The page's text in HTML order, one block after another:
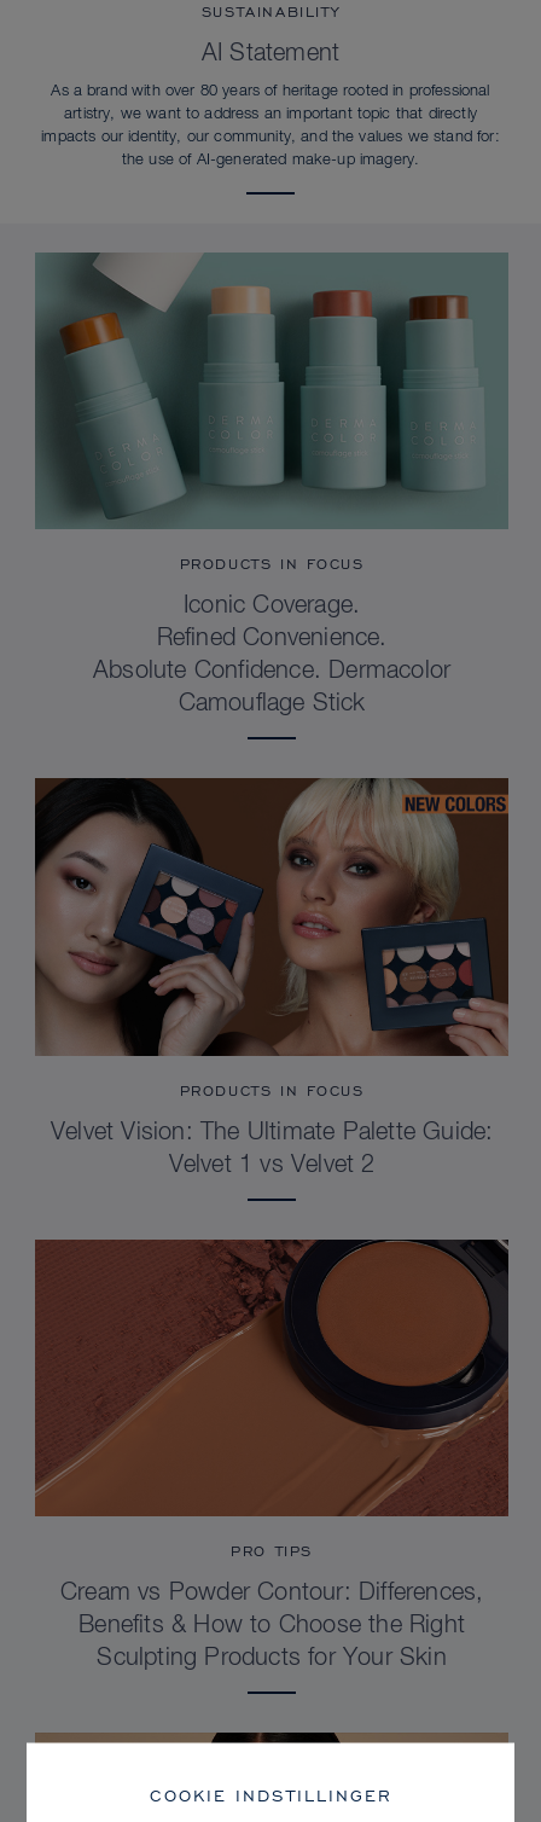
SUSTAINABILITY
AI Statement
As a brand with over 80 years of heritage rooted in professional
artistry, we want to address an important topic that directly
impacts our identity, our community, and the values we stand for:
the use of AI-generated make-up imagery.
PRODUCTS IN FOCUS
Iconic Coverage.
Refined Convenience.
Absolute Confidence. Dermacolor
Camouflage Stick
PRODUCTS IN FOCUS
Velvet Vision: The Ultimate Palette Guide:
Velvet 1 vs Velvet 2
PRO TIPS
Cream vs Powder Contour: Differences,
Benefits & How to Choose the Right
Sculpting Products for Your Skin
COOKIE INDSTILLINGER